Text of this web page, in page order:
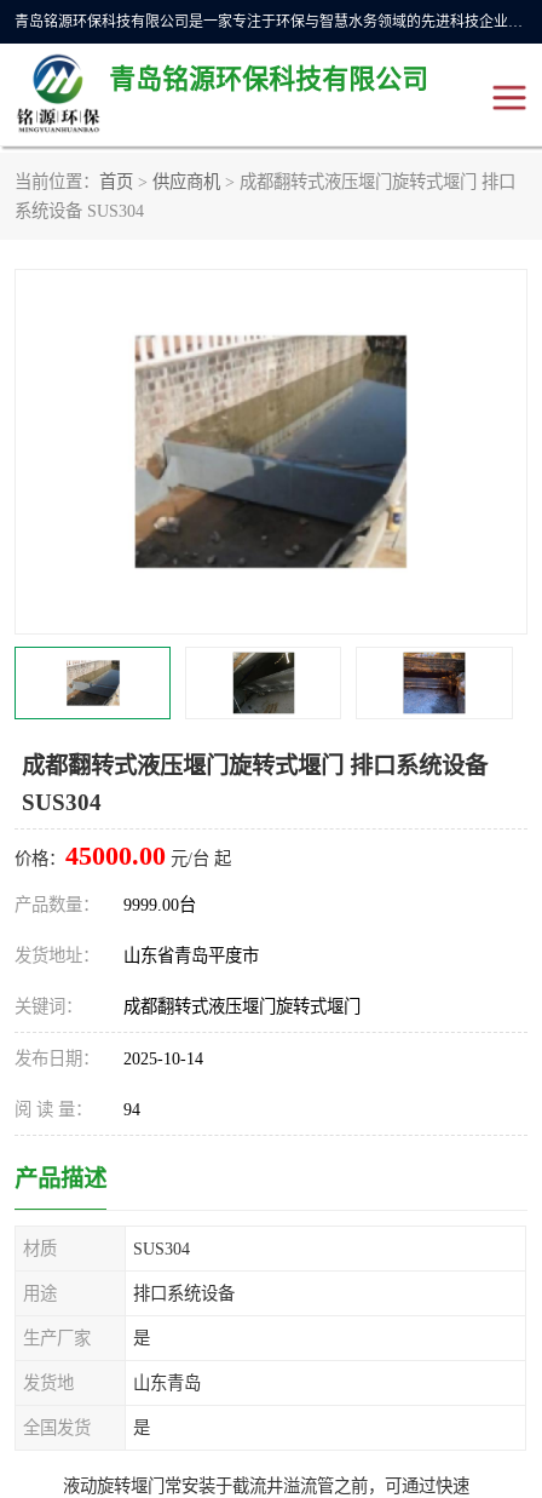
青岛铭源环保科技有限公司是一家专注于环保与智慧水务领域的先进科技企业，公司专注于云智能一体化预制泵站、水务循环利用、海绵城市、云智慧水务开发及新型环保技术研发等领域。铭源环保以为客户提供优质产品、专业技术服务为己任。为客户提供量身定制方案，提供多种配置方案满足实际使用要求。严控供货周期，并提供高标准后期维护。以环保为己任，视质量如生命，以技术做先导，靠诚信赢客户。
青岛铭源环保科技有限公司
当前位置： 首页 > 供应商机 > 成都翻转式液压堰门旋转式堰门 排口
系统设备 SUS304
成都翻转式液压堰门旋转式堰门 排口系统设备
SUS304
价格： 45000.00 元/台 起
产品数量： 9999.00台
发货地址： 山东省青岛平度市
关键词： 成都翻转式液压堰门旋转式堰门
发布日期： 2025-10-14
阅 读 量： 94
产品描述
材质 SUS304
用途 排口系统设备
生产厂家 是
发货地 山东青岛
全国发货 是
液动旋转堰门常安装于截流井溢流管之前，可通过快速
一体化HMPP泵站
液动限流闸门
加压泵房/灌溉泵房 一体化预制泵站
不锈钢浮筒阀 真空冲洗装置
雨水收集回用装置 门式冲洗装置
智能一体化灌溉泵房 一体化污水处理泵房
一体化泵闸
真空冲洗设备
水平自清洗格栅